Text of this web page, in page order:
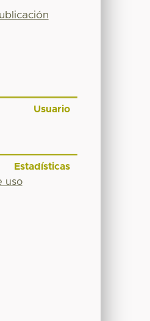
Usuario
Estadísticas
uso